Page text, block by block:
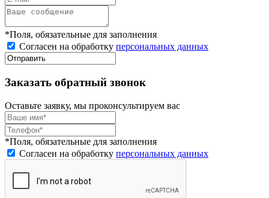
*Поля, обязательные для заполнения
Согласен на обработку персональных данных
Заказать обратный звонок
Оставьте заявку, мы проконсультируем вас
*Поля, обязательные для заполнения
Согласен на обработку персональных данных